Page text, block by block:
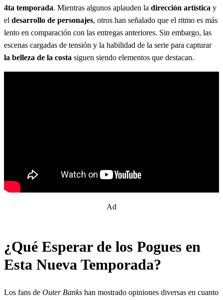
4ta temporada. Mientras algunos aplauden la dirección artística y
el desarrollo de personajes, otros han señalado que el ritmo es más
lento en comparación con las entregas anteriores. Sin embargo, las
escenas cargadas de tensión y la habilidad de la serie para capturar
la belleza de la costa siguen siendo elementos que destacan.
Ad
¿Qué Esperar de los Pogues en
Esta Nueva Temporada?
Los fans de Outer Banks han mostrado opiniones diversas en cuanto